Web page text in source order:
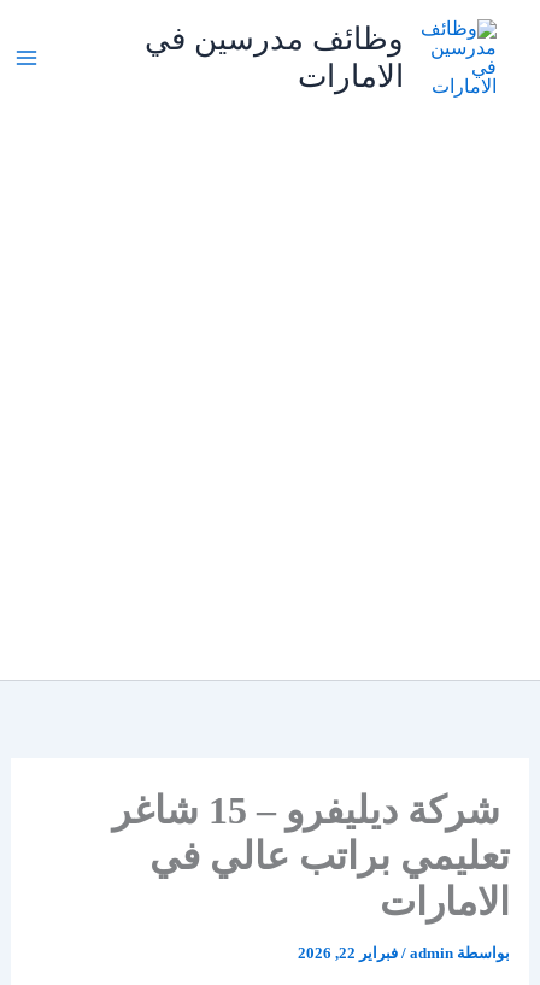
المحتوى
وظائف مدرسين في
الامارات
شركة ديليفرو – 15 شاغر
تعليمي براتب عالي في
الامارات
بواسطة admin
/ فبراير 22, 2026